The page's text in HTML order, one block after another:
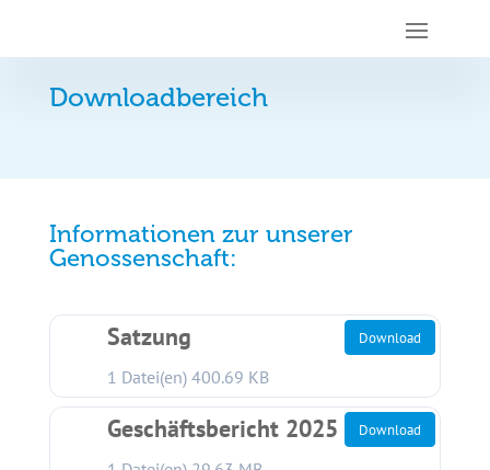
Downloadbereich
Informationen zur unserer
Genossenschaft:
Satzung
1 Datei(en) 400.69 KB
Download
Geschäftsbericht 2025 Download